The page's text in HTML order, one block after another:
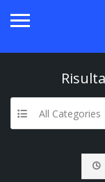
All Categories